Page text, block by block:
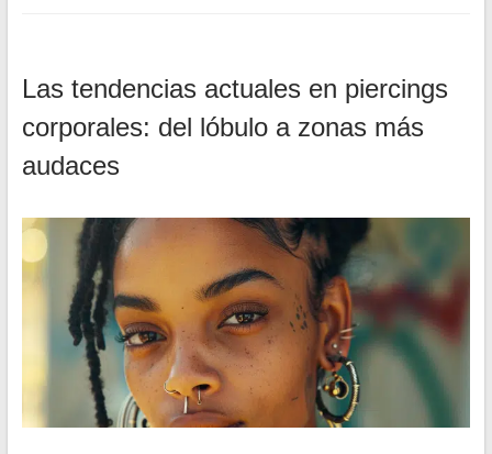
Las tendencias actuales en piercings
corporales: del lóbulo a zonas más
audaces